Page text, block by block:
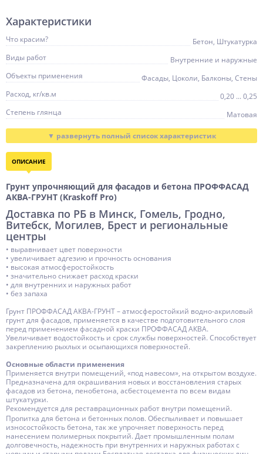
Характеристики
Что красим?
Бетон, Штукатурка
Виды работ
Внутренние и наружные
Объекты применения
Фасады, Цоколи, Балконы, Стены
Расход, кг/кв.м
0,20 ... 0,25
Степень глянца
Матовая
Устойчивость
Влага, Вода, УФ-излучение, Осадки, Моющие средства
t нанесения
t эксплуатации
-40 ... +80
Тара
Основа (связующее)
Акриловая
Разбавитель
Растворитель
Компонентность
Толщина слоя
Чистка инструмента
Вода
Бренд
Kraskoff
Производство
ОПИСАНИЕ
Грунт упрочняющий для фасадов и бетона ПРОФФАСАД
АКВА-ГРУНТ (Kraskoff Pro)
Доставка по РБ в Минск, Гомель, Гродно,
Витебск, Могилев, Брест и региональные
центры
• выравнивает цвет поверхности
• увеличивает адгезию и прочность основания
• высокая атмосферостойкость
• значительно снижает расход краски
• для внутренних и наружных работ
• без запаха
Грунт ПРОФФАСАД АКВА-ГРУНТ – атмосферостойкий водно-акриловый
грунт для фасадов, применяется в качестве подготовительного слоя
перед применением фасадной краски ПРОФФАСАД АКВА.
Увеличивает водостойкость и срок службы поверхностей. Способствует
закреплению рыхлых и осыпающихся поверхностей.
Основные области применения
Применяется внутри помещений, «под навесом», на открытом воздухе.
Предназначена для окрашивания новых и восстановления старых
фасадов из бетона, пенобетона, асбестоцемента по всем видам
штукатурки.
Рекомендуется для реставрационных работ внутри помещений.
Используется в качестве защитно-декоративных покрытий на фасады
промышленных и гражданских зданий и сооружений в построечных
условиях и при проведении ремонтных работ.
Увеличивает адгезию и прочность основания.
Пропитка для бетона и бетонных полов. Обеспыливает и повышает
износостойкость бетона, так же упрочняет поверхность перед
нанесением полимерных покрытий. Дает промышленным полам
долговечность, надежность при внутренних и наружных работах с